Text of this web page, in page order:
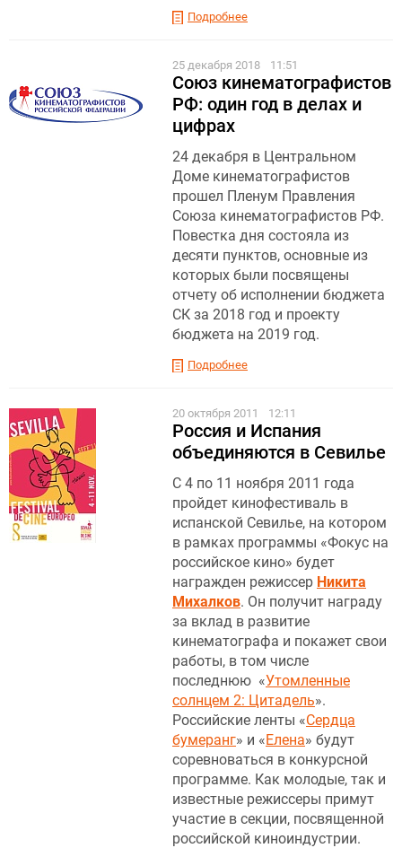
Подробнее
25 декабря 2018 11:51
Союз кинематографистов
РФ: один год в делах и
цифрах
24 декабря в Центральном
Доме кинематографистов
прошел Пленум Правления
Союза кинематографистов РФ.
Повестка дня состояла из
десяти пунктов, основные из
которых были посвящены
отчету об исполнении бюджета
СК за 2018 год и проекту
бюджета на 2019 год.
Подробнее
20 октября 2011 12:11
Россия и Испания
объединяются в Севилье
С 4 по 11 ноября 2011 года
пройдет кинофестиваль в
испанской Севилье, на котором
в рамках программы «Фокус на
российское кино» будет
награжден режиссер Никита
Михалков. Он получит награду
за вклад в развитие
кинематографа и покажет свои
работы, в том числе
последнюю «Утомленные
солнцем 2: Цитадель».
Российские ленты «Сердца
бумеранг» и «Елена» будут
соревноваться в конкурсной
программе. Как молодые, так и
известные режиссеры примут
участие в секции, посвященной
российской киноиндустрии.